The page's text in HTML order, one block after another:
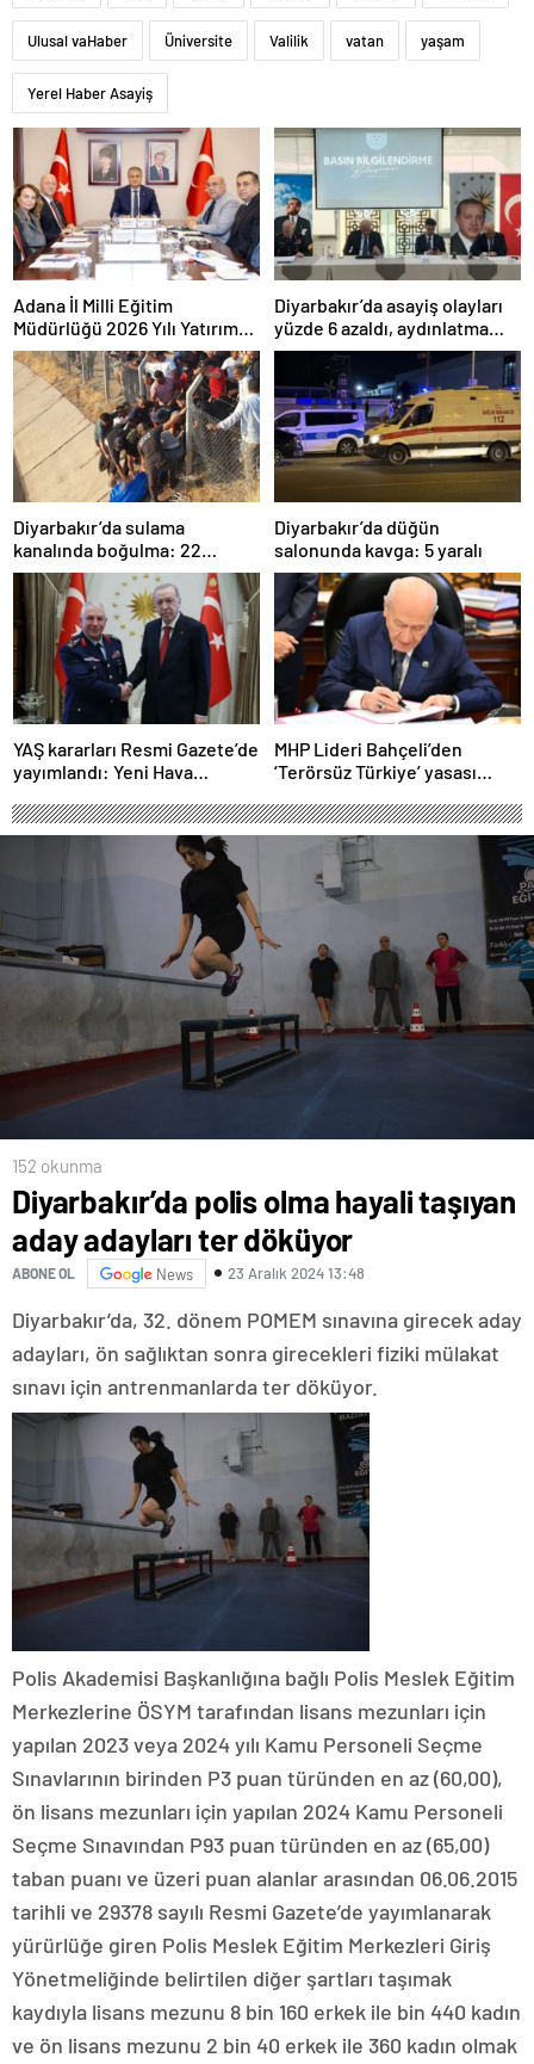
Ulusal vaHaber Üniversite Valilik vatan yaşam
Yerel Haber Asayiş
Adana İl Milli Eğitim
Müdürlüğü 2026 Yılı Yatırım
Programı değerlendirildi
Diyarbakır’da asayiş olayları
yüzde 6 azaldı, aydınlatma
oranı yüzde 98’e yükseldi
Diyarbakır’da sulama
kanalında boğulma: 22
yaşındaki genç hayatını
kaybetti
Diyarbakır’da düğün
salonunda kavga: 5 yaralı
YAŞ kararları Resmi Gazete’de
yayımlandı: Yeni Hava
Orgeneral Rafet Dalkıran
MHP Lideri Bahçeli’den
‘Terörsüz Türkiye’ yasası
152 okunma
Diyarbakır’da polis olma hayali taşıyan
aday adayları ter döküyor
ABONE OL News 23 Aralık 2024 13:48
Diyarbakır’da, 32. dönem POMEM sınavına girecek aday
adayları, ön sağlıktan sonra girecekleri fiziki mülakat
sınavı için antrenmanlarda ter döküyor.
Polis Akademisi Başkanlığına bağlı Polis Meslek Eğitim
Merkezlerine ÖSYM tarafından lisans mezunları için
yapılan 2023 veya 2024 yılı Kamu Personeli Seçme
Sınavlarının birinden P3 puan türünden en az (60,00),
ön lisans mezunları için yapılan 2024 Kamu Personeli
Seçme Sınavından P93 puan türünden en az (65,00)
taban puanı ve üzeri puan alanlar arasından 06.06.2015
tarihli ve 29378 sayılı Resmi Gazete’de yayımlanarak
yürürlüğe giren Polis Meslek Eğitim Merkezleri Giriş
Yönetmeliğinde belirtilen diğer şartları taşımak
kaydıyla lisans mezunu 8 bin 160 erkek ile bin 440 kadın
ve ön lisans mezunu 2 bin 40 erkek ile 360 kadın olmak